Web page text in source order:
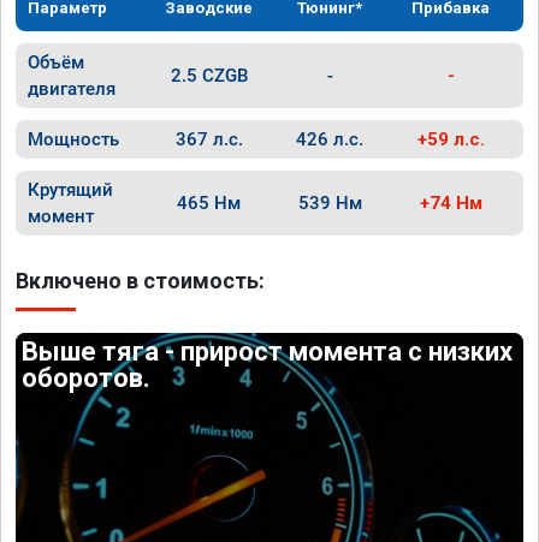
Параметр Заводские Тюнинг* Прибавка
Объём
двигателя
2.5 CZGB - -
Мощность 367 л.с. 426 л.с. +59 л.с.
Крутящий
момент
465 Нм 539 Нм +74 Нм
Включено в стоимость:
Выше тяга - прирост момента с низких
оборотов.